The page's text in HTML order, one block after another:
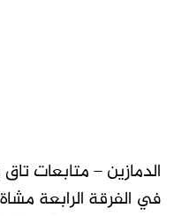
الدمازين – متابعات
في الفرقة الرابعة